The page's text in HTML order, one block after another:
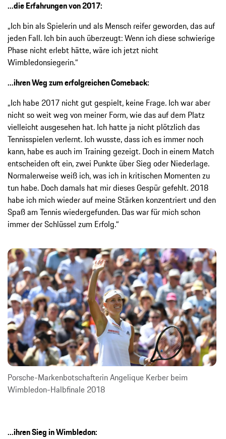
...die Erfahrungen von 2017:
„Ich bin als Spielerin und als Mensch reifer geworden, das auf
jeden Fall. Ich bin auch überzeugt: Wenn ich diese schwierige
Phase nicht erlebt hätte, wäre ich jetzt nicht
Wimbledonsiegerin.“
...ihren Weg zum erfolgreichen Comeback:
„Ich habe 2017 nicht gut gespielt, keine Frage. Ich war aber
nicht so weit weg von meiner Form, wie das auf dem Platz
vielleicht ausgesehen hat. Ich hatte ja nicht plötzlich das
Tennisspielen verlernt. Ich wusste, dass ich es immer noch
kann, habe es auch im Training gezeigt. Doch in einem Match
entscheiden oft ein, zwei Punkte über Sieg oder Niederlage.
Normalerweise weiß ich, was ich in kritischen Momenten zu
tun habe. Doch damals hat mir dieses Gespür gefehlt. 2018
habe ich mich wieder auf meine Stärken konzentriert und den
Spaß am Tennis wiedergefunden. Das war für mich schon
immer der Schlüssel zum Erfolg.“
Porsche-Markenbotschafterin Angelique Kerber beim
Wimbledon-Halbfinale 2018
...ihren Sieg in Wimbledon: